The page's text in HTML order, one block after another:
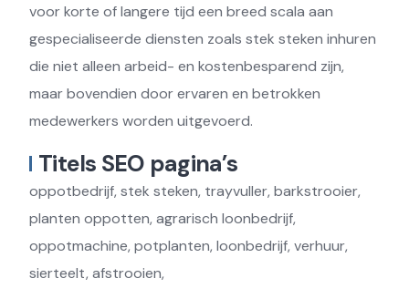
voor korte of langere tijd een breed scala aan
gespecialiseerde diensten zoals stek steken inhuren
die niet alleen arbeid- en kostenbesparend zijn,
maar bovendien door ervaren en betrokken
medewerkers worden uitgevoerd.
Titels SEO pagina’s
oppotbedrijf, stek steken, trayvuller, barkstrooier,
planten oppotten, agrarisch loonbedrijf,
oppotmachine, potplanten, loonbedrijf, verhuur,
sierteelt, afstrooien,